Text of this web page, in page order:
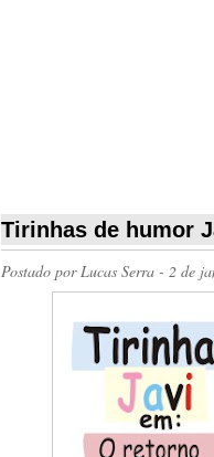
Tirinhas de humor
Postado porLucas Serra - 2 de